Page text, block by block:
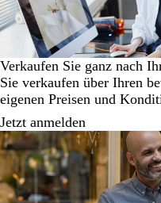
Verkaufen Sie ganz nach
Sie verkaufen über Ihren
eigenen Preisen und
Jetzt anmelden